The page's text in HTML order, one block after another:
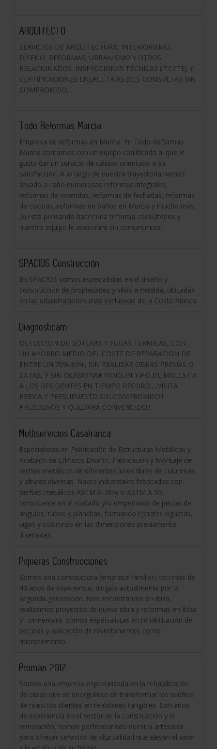
ARQUITECTO
SERVICIOS DE ARQUITECTURA, INTERIORISMO,
DISEÑO, REFORMAS, URBANISMO Y OTROS
RELACIONADOS. INSPECCIONES TÉCNICAS (ITC/ITE) Y
CERTIFICACIONES ENERGÉTICAS (CE). CONSULTAS SIN
COMPROMISO.
Todo Reformas Murcia
Empresa de reformas en Murcia. En Todo Reformas
Murcia contamos con un equipo cualificado al que le
gusta dar un servicio de calidad orientado a su
satisfacción. A lo largo de nuestra trayectoria hemos
llevado a cabo numerosas reformas integrales,
reformas de viviendas, reformas de fachadas, reformas
de cocinas, reformas de baños en Murcia y mucho más.
¡Si está pensando hacer una reforma consúltenos y
nuestro equipo le asesorará sin compromiso!
SPACIOS Construcción
En SPACIOS somos especialistas en el diseño y
construcción de propiedades y villas a medida, ubicadas
en las urbanizaciones más exclusivas de la Costa Blanca.
Diagnosticam
DETECCION DE GOTERAS Y FUGAS TERMICAS, CON
UN AHORRO MEDIO DEL COSTE DE REPARACION DE
ENTRE UN 70%-80%, SIN REALIZAR OBRAS PREVIAS O
CATAS, Y SIN OCASIONAR NINGUN TIPO DE MOLESTIA
A LOS RESIDENTES EN TIEMPO RECORD.....VISITA
PREVIA Y PRESUPUESTO SIN COMPROMISO!!
PRUÉBENOS Y QUEDARÁ CONVENCIDO!!
Multiservicios Casafranca
Especialistas en Fabricación de Estructuras Metálicas y
Acabado de Edificios Diseño, Fabricación y Montaje de
techos metálicos de diferentes luces libres de columnas
y alturas diversas. Naves industriales fabricados con
perfiles metálicos ASTM A-36vy o ASTM A-50,
consistente en el soldado y/o empernado de piezas de
ángulos, tubos y planchas, formando tijerales viguetas,
vigas y columnas en las dimensiones previamente
diseñadas.
Piqueras Construcciones
Somos una constructora (empresa familiar) con más de
40 años de experiencia, dirigida actualmente por la
segunda generación. Nos encontramos en Ibiza,
realizamos proyectos de nueva obra y reformas en Ibiza
y Formentera. Somos especialistas en rehabilitación de
piscinas y aplicación de revestimientos como
microcemento.
Proman 2017
Somos una empresa especializada en la rehabilitación
de casas que se enorgullece de transformar los sueños
de nuestros clientes en realidades tangibles. Con años
de experiencia en el sector de la construcción y la
renovación, hemos perfeccionado nuestra artesanía
para ofrecer servicios de alta calidad que elevan el valor